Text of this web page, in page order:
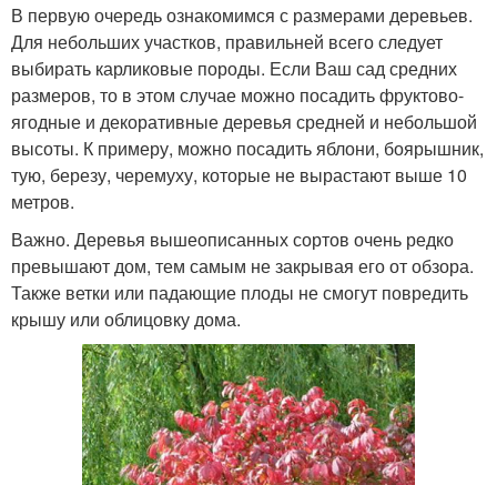
В первую очередь ознакомимся с размерами деревьев.
Для небольших участков, правильней всего следует
выбирать карликовые породы. Если Ваш сад средних
размеров, то в этом случае можно посадить фруктово-
ягодные и декоративные деревья средней и небольшой
высоты. К примеру, можно посадить яблони, боярышник,
тую, березу, черемуху, которые не вырастают выше 10
метров.
Важно. Деревья вышеописанных сортов очень редко
превышают дом, тем самым не закрывая его от обзора.
Также ветки или падающие плоды не смогут повредить
крышу или облицовку дома.